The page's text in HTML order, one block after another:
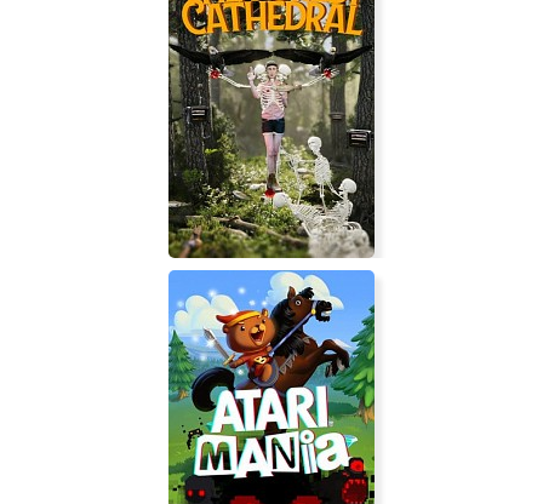
Guns and Robots
The Forest Cathedral